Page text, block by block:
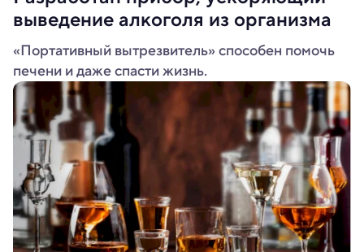
выведение алкоголя из организма
«Портативный вытрезвитель» способен помочь
печени и даже спасти жизнь.